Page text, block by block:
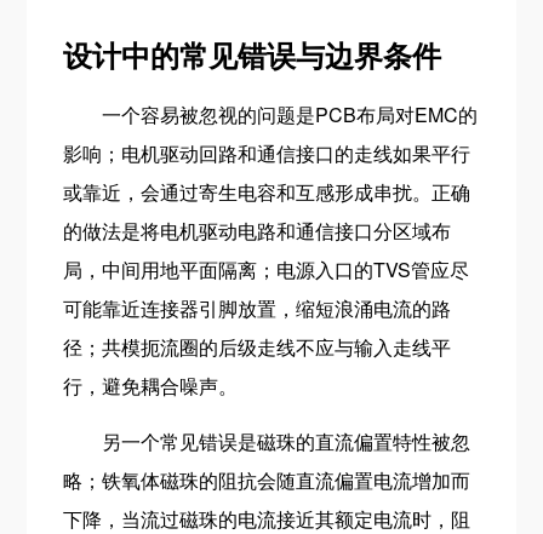
设计中的常见错误与边界条件
一个容易被忽视的问题是PCB布局对EMC的
影响；电机驱动回路和通信接口的走线如果平行
或靠近，会通过寄生电容和互感形成串扰。正确
的做法是将电机驱动电路和通信接口分区域布
局，中间用地平面隔离；电源入口的TVS管应尽
可能靠近连接器引脚放置，缩短浪涌电流的路
径；共模扼流圈的后级走线不应与输入走线平
行，避免耦合噪声。
另一个常见错误是磁珠的直流偏置特性被忽
略；铁氧体磁珠的阻抗会随直流偏置电流增加而
下降，当流过磁珠的电流接近其额定电流时，阻